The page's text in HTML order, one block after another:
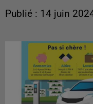
Publié : 14 juin